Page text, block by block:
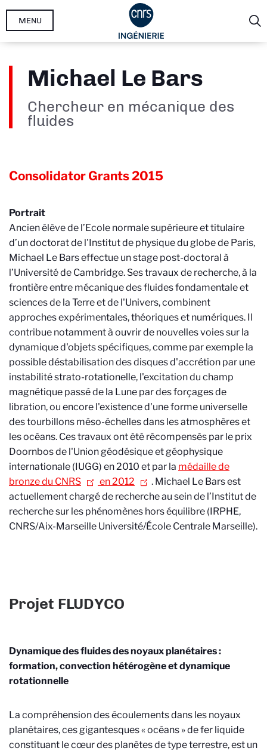
Aller
MENU
Michael Le Bars
Chercheur en mécanique des
fluides
Consolidator Grants2015
Portrait
Ancien élève de l’Ecole normale supérieure et titulaire
d’un doctorat de l'Institut de physique du globe de Paris,
Michael Le Bars effectue un stage post-doctoral à
l’Université de Cambridge. Ses travaux de recherche, à la
frontière entre mécanique des fluides fondamentale et
sciences de la Terre et de l'Univers, combinent
approches expérimentales, théoriques et numériques. Il
contribue notamment à ouvrir de nouvelles voies sur la
dynamique d'objets spécifiques, comme par exemple la
possible déstabilisation des disques d'accrétion par une
instabilité strato-rotationelle, l'excitation du champ
magnétique passé de la Lune par des forçages de
libration, ou encore l'existence d'une forme universelle
des tourbillons méso-échelles dans les atmosphères et
les océans. Ces travaux ont été récompensés par le prix
Doornbos de l'Union géodésique et géophysique
internationale (IUGG) en 2010 et par la médaille de
bronze du CNRS
en 2012
. Michael Le Bars est
actuellement chargé de recherche au sein de l’Institut de
recherchesur les phénomènes hors équilibre (IRPHE,
CNRS/Aix-Marseille Université/École Centrale Marseille).
Projet FLUDYCO
Dynamique des fluides des noyaux planétaires :
formation, convection hétérogène et dynamique
rotationnelle
La compréhension des écoulements dans les noyaux
planétaires, ces gigantesques « océans » de fer liquide
constituant le cœur des planètes de type terrestre, est un